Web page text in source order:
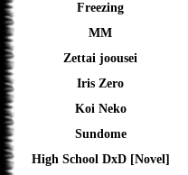
Freezing
ММ
Zettai joousei
Iris Zero
Koi Neko
Sundome
High School DxD [Novel]